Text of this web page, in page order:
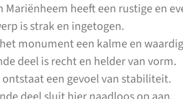
Mariënheem heeft een rustige en
is strak en ingetogen.
monument een kalme en
deel is recht en helder van vorm.
een gevoel van stabiliteit.